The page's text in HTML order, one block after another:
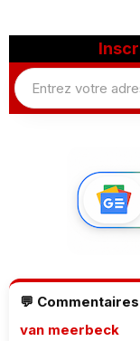
💬 Commentaires
van meerbeck